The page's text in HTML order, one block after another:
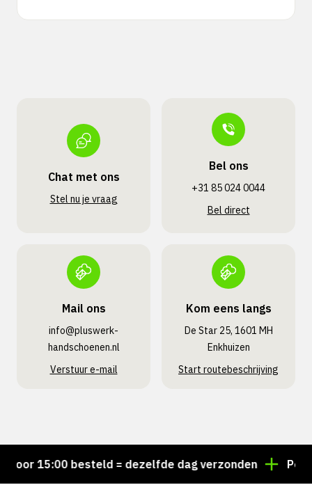
Chat met ons
Stel nu je vraag
Bel ons
+31 85 024 0044
Bel direct
Mail ons
info@pluswerk­
handschoenen.nl
Verstuur e-mail
Kom eens langs
De Star 25, 1601 MH
Enkhuizen
Start routebeschrijving
15:00 besteld = dezelfde dag verzonden